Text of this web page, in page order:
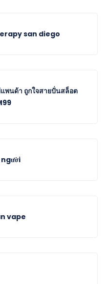
san diego
พนด้า ถูกใจสายปั่นสล็อต
vape